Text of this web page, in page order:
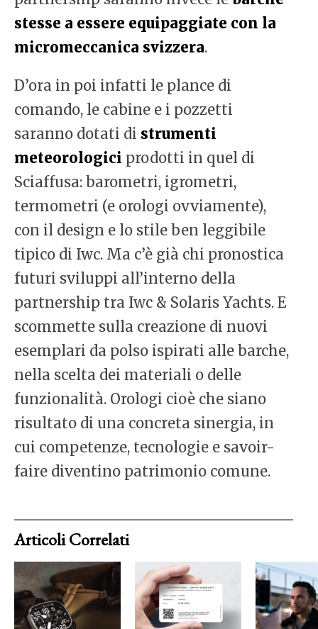
stesse a essere equipaggiate con la
micromeccanica svizzera.
D’ora in poi infatti le plance di
comando, le cabine e i pozzetti
saranno dotati di strumenti
meteorologici prodotti in quel di
Sciaffusa: barometri, igrometri,
termometri (e orologi ovviamente),
con il design e lo stile ben leggibile
tipico di Iwc. Ma c’è già chi pronostica
futuri sviluppi all’interno della
partnership tra Iwc & Solaris Yachts. E
scommette sulla creazione di nuovi
esemplari da polso ispirati alle barche,
nella scelta dei materiali o delle
funzionalità. Orologi cioè che siano
risultato di una concreta sinergia, in
cui competenze, tecnologie e savoir-
faire diventino patrimonio comune.
Articoli Correlati